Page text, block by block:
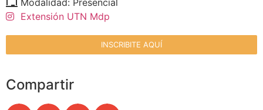
Modalidad: Presencial
Extensión UTN Mdp
INSCRIBITE AQUÍ
Compartir